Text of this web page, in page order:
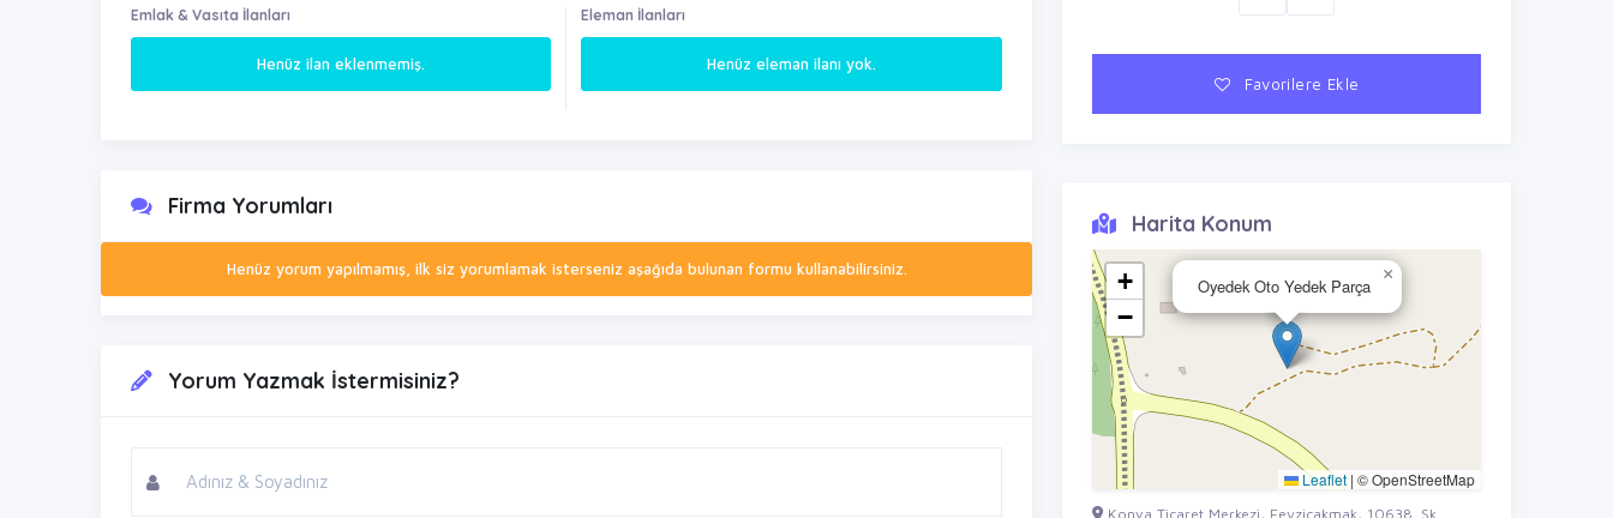
Emlak & Vasıta İlanları
Henüz ilan eklenmemiş.
Eleman İlanları
Henüz eleman ilanı yok.
Firma Yorumları
Henüz yorum yapılmamış, ilk siz yorumlamak isterseniz aşağıda bulunan formu kullanabilirsiniz.
Yorum Yazmak İstermisiniz?
Favorilere Ekle
Harita Konum
Oyedek Oto Yedek Parça
×
+
−
Leaflet | © OpenStreetMap
Konya Ticaret Merkezi, Fevziçakmak, 10638. Sk.